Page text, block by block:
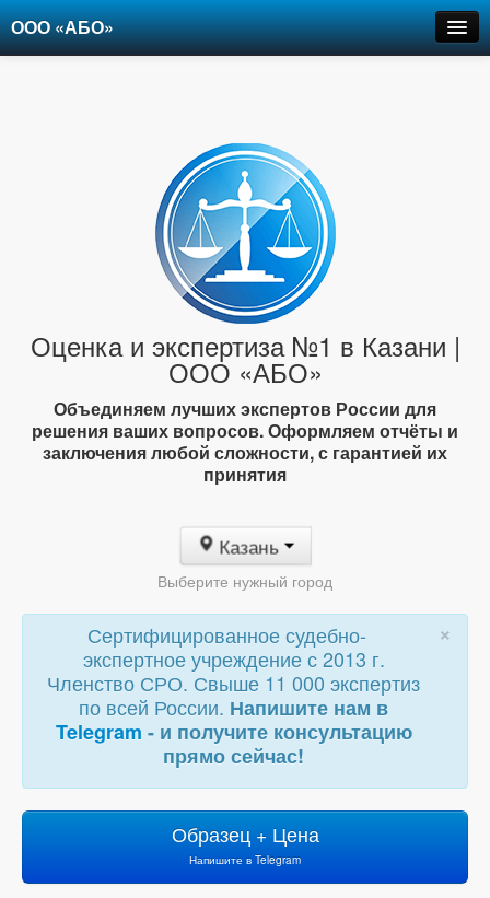
ООО «АБО»
Оценка и экспертиза №1 в Казани |
ООО «АБО»
Объединяем лучших экспертов России для
решения ваших вопросов. Оформляем отчёты и
заключения любой сложности, с гарантией их
принятия
Казань
Выберите нужный город
×
Сертифицированное судебно-
экспертное учреждение с 2013 г.
Членство СРО. Свыше 11 000 экспертиз
по всей России. Напишите нам в
Telegram - и получите консультацию
прямо сейчас!
Образец + Цена
Напишите в Telegram